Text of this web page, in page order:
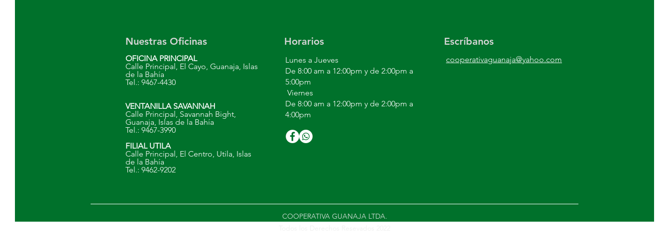
Nuestras Oficinas
OFICINA PRINCIPAL
Calle Principal, El Cayo, Guanaja, Islas
de la Bahía
Tel.: 9467-4430
VENTANILLA SAVANNAH
Calle Principal, Savannah Bight,
Guanaja, Islas de la Bahía
Tel.: 9467-3990
FILIAL UTILA
Calle Principal, El Centro, Utila, Islas
de la Bahía
Tel.: 9462-9202
Horarios
Lunes a Jueves
De 8:00 am a 12:00pm y de 2:00pm a
5:00pm
​Viernes
De 8:00 am a 12:00pm y de 2:00pm a
4:00pm
Escríbanos
cooperativaguanaja@yahoo.com
COOPERATIVA GUANAJA LTDA.